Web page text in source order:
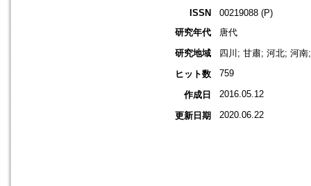
ISSN
00219088 (P)
研究年代
唐代
研究地域
四川; 甘肅; 河北; 河南
ヒット数
759
作成日 2016.05.12
更新日期 2020.06.22